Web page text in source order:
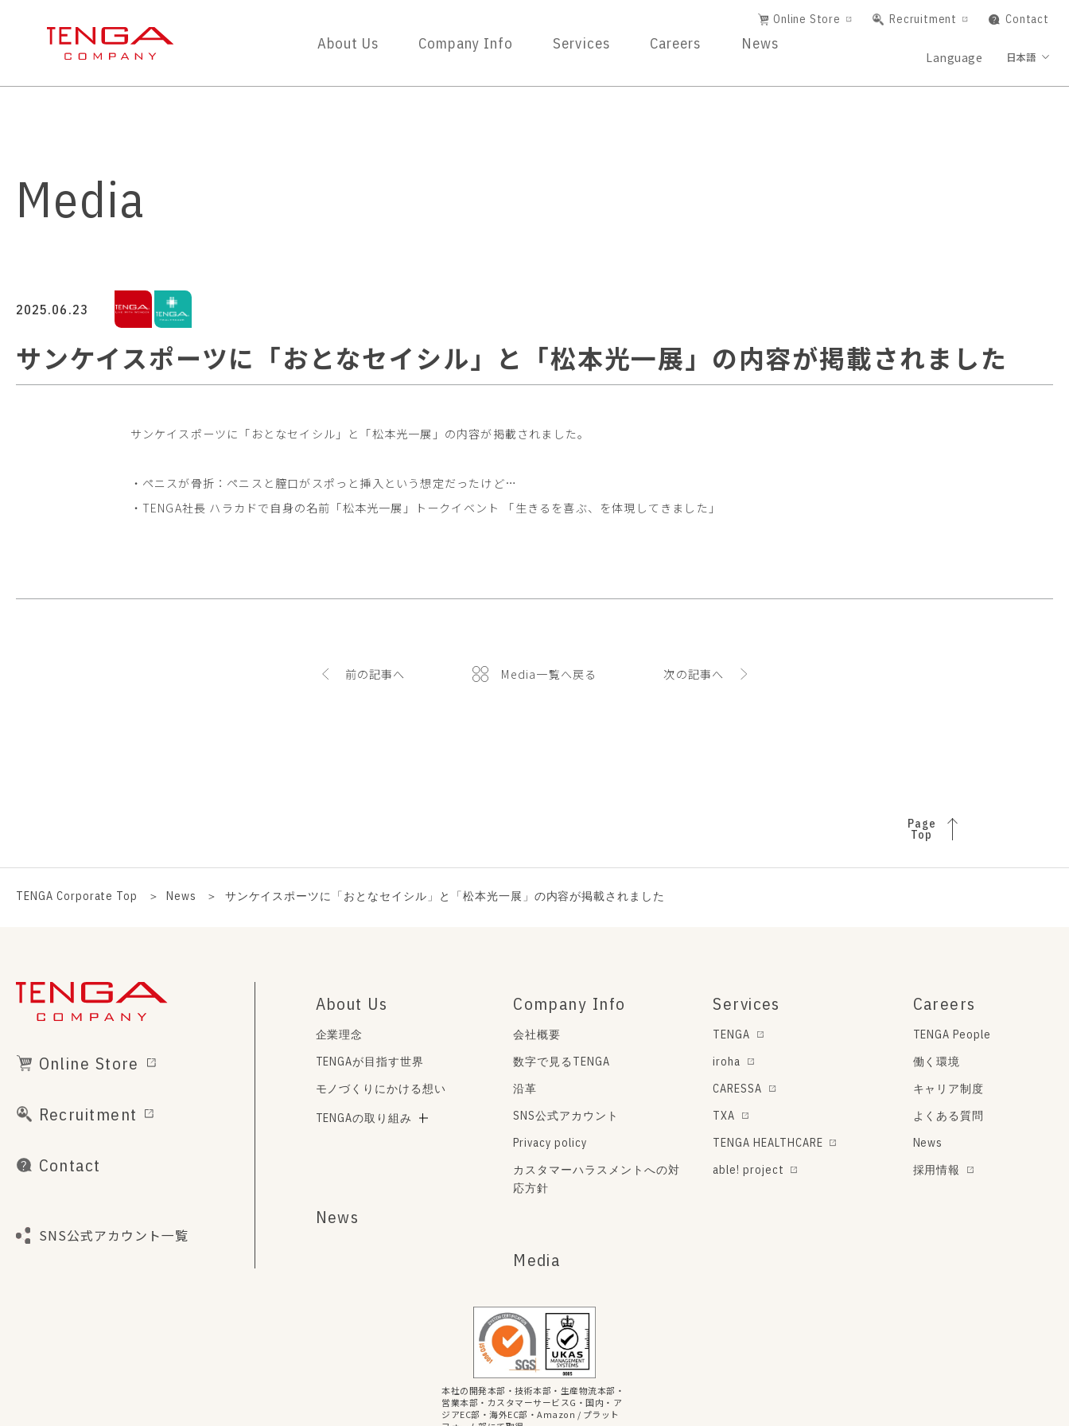
About Us Company Info Services Careers News
Online Store Recruitment Contact
Language 日本語
Media
2025.06.23
サンケイスポーツに「おとなセイシル」と「松本光一展」の内容が掲載されました
サンケイスポーツに「おとなセイシル」と「松本光一展」の内容が掲載されました。
・ペニスが骨折：ペニスと膣口がスポっと挿入という想定だったけど…
・TENGA社長 ハラカドで自身の名前「松本光一展」トークイベント 「生きるを喜ぶ、を体現してきました」
前の記事へ Media一覧へ戻る 次の記事へ
Page
Top
TENGA Corporate Top News サンケイスポーツに「おとなセイシル」と「松本光一展」の内容が掲載されました
Online Store
Recruitment
Contact
SNS公式アカウント一覧
About Us
企業理念
TENGAが目指す世界
モノづくりにかける想い
TENGAの取り組み
News
Company Info
会社概要
数字で見るTENGA
沿革
SNS公式アカウント
Privacy policy
カスタマーハラスメントへの対
応方針
Media
Services
TENGA
iroha
CARESSA
TXA
TENGA HEALTHCARE
able! project
Careers
TENGA People
働く環境
キャリア制度
よくある質問
News
採用情報
本社の開発本部・技術本部・生産物流本部・
営業本部・カスタマーサービスG・国内・ア
ジアEC部・海外EC部・Amazon / プラット